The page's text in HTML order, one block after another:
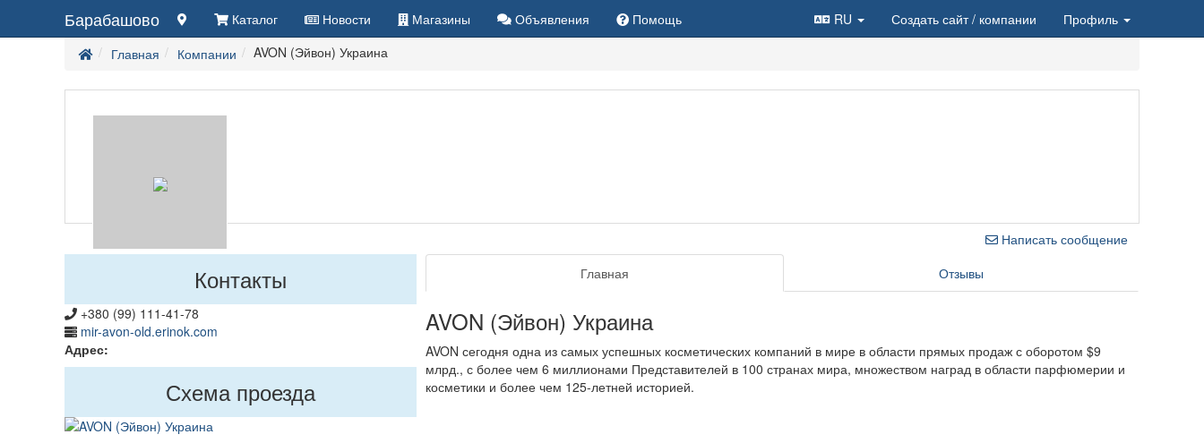
Барабашово Каталог Новости Магазины Объявления Помощь RU Создать сайт/ компании
Профиль
Главная
Компании AVON (Эйвон) Украина
Написать сообщение
Главная
Отзывы
AVON (Эйвон) Украина
AVON сегодня одна из самых успешных косметических компаний в мире в области прямых продаж с оборотом $9
млрд., с более чем 6 миллионами Представителей в 100 странах мира, множеством наград в области парфюмерии и
косметики и более чем 125-летней историей.
Контакты
+380 (99) 111-41-78
mir-avon-old.erinok.com
Адрес:
Схема проезда